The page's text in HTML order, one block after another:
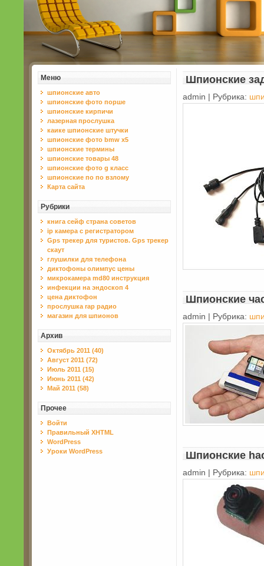
Меню
шпионские авто
шпионские фото порше
шпионские кирпичи
лазерная прослушка
каике шпионские штучки
шпионские фото bmw x5
шпионские термины
шпионские товары 48
шпионские фото g класс
шпионские по по взлому
Карта сайта
Рубрики
книга сейф страна советов
ip камера с регистратором
Gps трекер для туристов. Gps трекер
скаут
глушилки для телефона
диктофоны олимпус цены
микрокамера md80 инструкция
инфекции на эндоскоп 4
цена диктофон
прослушка rap радио
магазин для шпионов
Архив
Октябрь 2011 (40)
Август 2011 (72)
Июль 2011 (15)
Июнь 2011 (42)
Май 2011 (58)
Прочее
Войти
Правильный XHTML
WordPress
Уроки WordPress
Шпионские
admin | Рубрика:
Шпионские
admin | Рубрика:
Шпионские
admin | Рубрика: